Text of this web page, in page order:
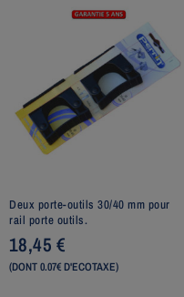
Deux porte-outils 30/40 mm pour
rail porte outils.
18,45€
(DONT 0.07€ D'ECOTAXE)